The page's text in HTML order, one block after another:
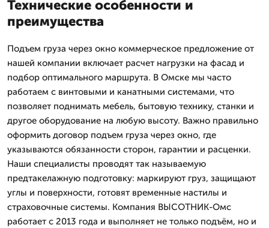
Технические особенности и
преимущества
Подъем груза через окно коммерческое предложение от
нашей компании включает расчет нагрузки на фасад и
подбор оптимального маршрута. В Омске мы часто
работаем с винтовыми и канатными системами, что
позволяет поднимать мебель, бытовую технику, станки и
другое оборудование на любую высоту. Важно правильно
оформить договор подъем груза через окно, где
указываются обязанности сторон, гарантии и расценки.
Наши специалисты проводят так называемую
предтакелажную подготовку: маркируют груз, защищают
углы и поверхности, готовят временные настилы и
страховочные системы. Компания ВЫСОТНИК-Омс
работает с 2013 года и выполняет не только подъём, но и